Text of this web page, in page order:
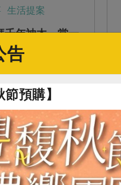
生活提案
年神木、當一
的拉麵
熟悉。春暖花
拜訪合作社的麻
告
預購】